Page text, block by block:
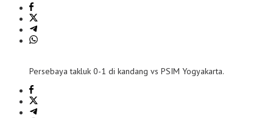
Persebaya takluk 0-1 di kandang vs PSIM Yogyakarta.